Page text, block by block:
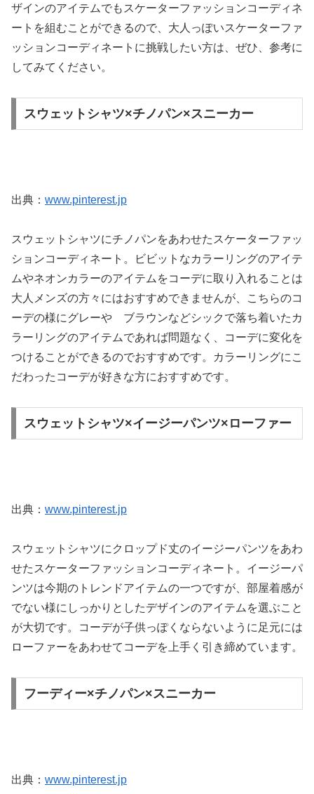
ザインのアイテムでもスケーターファッションコーディネ
ートを組むことができるので、大人っぽいスケーターファ
ッションコーディネートに挑戦したい方は、ぜひ、参考に
してみてください。
スウェットシャツ×チノパン×スニーカー
出典： www.pinterest.jp
スウェットシャツにチノパンをあわせたスケーターファッ
ションコーディネート。ビビットなカラーリングのアイテ
ムやネオンカラーのアイテムをコーデに取り入れることは
大人メンズの方々にはおすすめできませんが、こちらのコ
ーデの様にグレーや ブラウンなどシックで落ち着いたカ
ラーリングのアイテムであれば問題なく、コーデに変化を
つけることができるのでおすすめです。カラーリングにこ
だわったコーデが好きな方におすすめです。
スウェットシャツ×イージーパンツ×ローファー
出典： www.pinterest.jp
スウェットシャツにクロップド丈のイージーパンツをあわ
せたスケーターファッションコーディネート。イージーパ
ンツは今期のトレンドアイテムの一つですが、部屋着感が
でない様にしっかりとしたデザインのアイテムを選ぶこと
が大切です。コーデが子供っぽくならないように足元には
ローファーをあわせてコーデを上手く引き締めています。
フーディー×チノパン×スニーカー
出典： www.pinterest.jp